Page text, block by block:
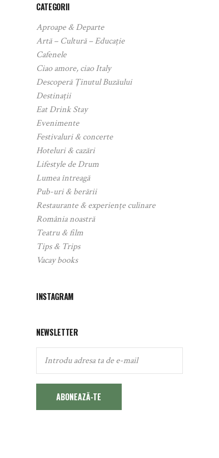
CATEGORII
Aproape & Departe
Artă – Cultură – Educație
Cafenele
Ciao amore, ciao Italy
Descoperă Ținutul Buzăului
Destinații
Eat Drink Stay
Evenimente
Festivaluri & concerte
Hoteluri & cazări
Lifestyle de Drum
Lumea întreagă
Pub-uri & berării
Restaurante & experiențe culinare
România noastră
Teatru & film
Tips & Trips
Vacay books
INSTAGRAM
NEWSLETTER
ABONEAZĂ-TE